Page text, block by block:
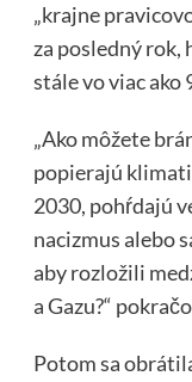
„krajne
za posledný rok,
stále vo viac ako
„Ako môžete
popierajú
2030, pohŕdajú
nacizmus alebo
aby rozložili
a Gazu?“
Potom sa